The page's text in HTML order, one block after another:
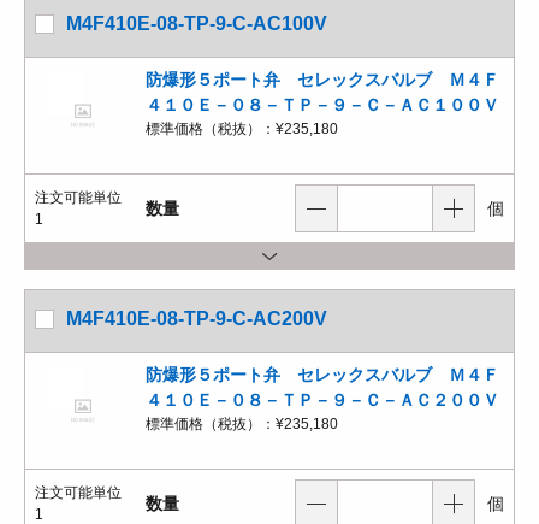
M4F410E-08-TP-9-C-AC100V
防爆形５ポート弁 セレックスバルブ Ｍ４Ｆ
４１０Ｅ－０８－ＴＰ－９－Ｃ－ＡＣ１００Ｖ
標準価格（税抜）： ¥235,180
注文可能単位
1
数量 個
M4F410E-08-TP-9-C-AC200V
防爆形５ポート弁 セレックスバルブ Ｍ４Ｆ
４１０Ｅ－０８－ＴＰ－９－Ｃ－ＡＣ２００Ｖ
標準価格（税抜）： ¥235,180
注文可能単位
1
数量 個